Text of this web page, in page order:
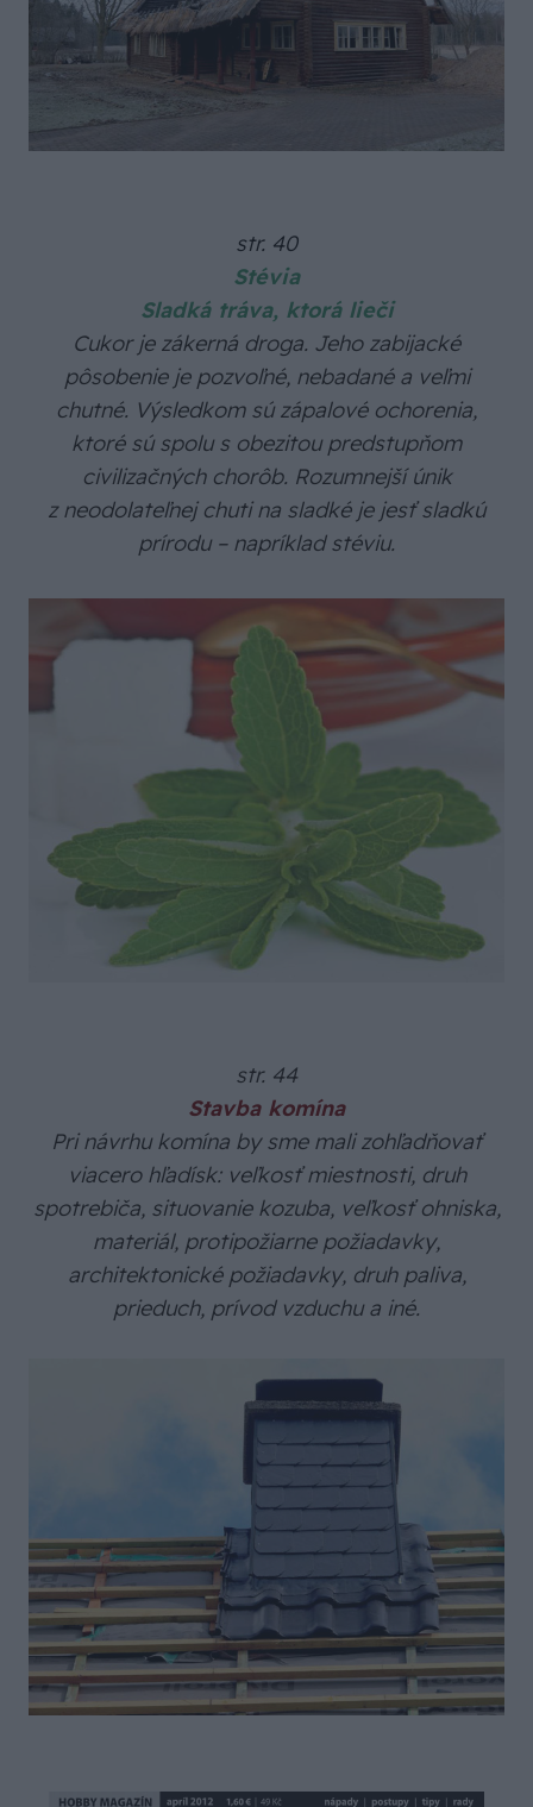
str. 40
Stévia
Sladká tráva, ktorá lieči
Cukor je zákerná droga. Jeho zabijacké
pôsobenie je pozvoľné, nebadané a veľmi
chutné. Výsledkom sú zápalové ochorenia,
ktoré sú spolu s obezitou predstupňom
civilizačných chorôb. Rozumnejší únik
z neodolateľnej chuti na sladké je jesť sladkú
prírodu – napríklad stéviu.
str. 44
Stavba komína
Pri návrhu komína by sme mali zohľadňovať
viacero hľadísk: veľkosť miestnosti, druh
spotrebiča, situovanie kozuba, veľkosť ohniska,
materiál, protipožiarne požiadavky,
architektonické požiadavky, druh paliva,
prieduch, prívod vzduchu a iné.